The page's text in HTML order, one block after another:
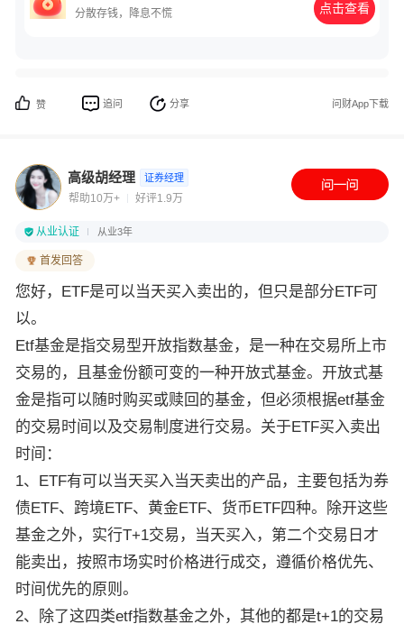
分散存钱，降息不慌 点击查看
赞 追问 分享 问财App下载
高级胡经理 证券经理
帮助10万+ 好评1.9万
从业认证 从业3年
首发回答
您好，ETF是可以当天买入卖出的，但只是部分ETF可
以。
Etf基金是指交易型开放指数基金，是一种在交易所上市
交易的，且基金份额可变的一种开放式基金。开放式基
金是指可以随时购买或赎回的基金，但必须根据etf基金
的交易时间以及交易制度进行交易。关于ETF买入卖出
时间：
1、ETF有可以当天买入当天卖出的产品，主要包括为券
债ETF、跨境ETF、黄金ETF、货币ETF四种。除开这些
基金之外，实行T+1交易，当天买入，第二个交易日才
能卖出，按照市场实时价格进行成交，遵循价格优先、
时间优先的原则。
2、除了这四类etf指数基金之外，其他的都是t+1的交易